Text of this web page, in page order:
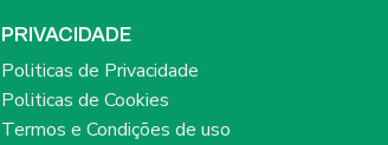
PRIVACIDADE
Politicas de Privacidade
Politicas de Cookies
Termos e Condições de uso